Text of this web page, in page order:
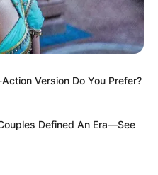
Version Do You Prefer?
Defined An Era—See